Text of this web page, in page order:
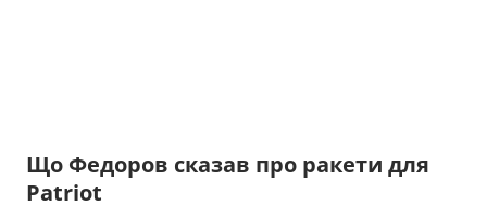
Що Федоров сказав про ракети для
Patriot